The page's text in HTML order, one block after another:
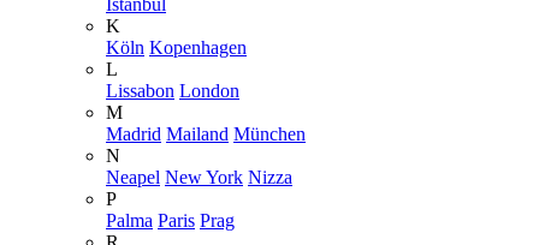
K
Köln Kopenhagen
L
Lissabon London
M
Madrid Mailand München
N
Neapel New York Nizza
P
Palma Paris Prag